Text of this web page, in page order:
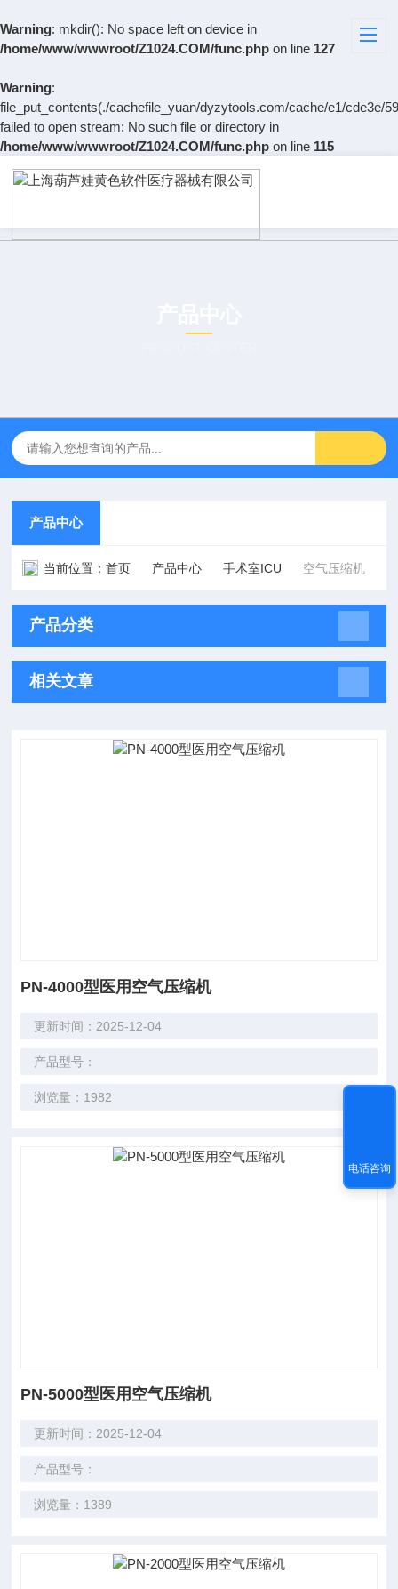
Warning: mkdir(): No space left on device in
/home/www/wwwroot/Z1024.COM/func.php on line 127
Warning:
file_put_contents(./cachefile_yuan/dyzytools.com/cache/e1/cde3e/
failed to open stream: No such file or directory in
/home/www/wwwroot/Z1024.COM/func.php on line 115
产品中心
当前位置：首页 产品中心 手术室ICU 空气压缩机
产品分类
相关文章
PN-4000型医用空气压缩机
更新时间：2025-12-04
产品型号：
浏览量：1982
PN-5000型医用空气压缩机
更新时间：2025-12-04
产品型号：
浏览量：1389
电话咨询